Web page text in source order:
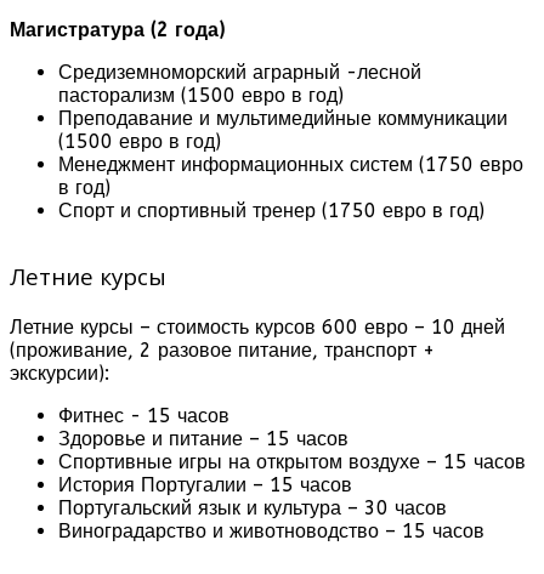
Магистратура (2 года)
Средиземноморский аграрный -лесной
пасторализм (1500 евро в год)
Преподавание и мультимедийные коммуникации
(1500 евро в год)
Менеджмент информационных систем (1750 евро
в год)
Спорт и спортивный тренер (1750 евро в год)
Летние курсы
Летние курсы – стоимость курсов 600 евро – 10 дней
(проживание, 2 разовое питание, транспорт +
экскурсии):
Фитнес - 15 часов
Здоровье и питание – 15 часов
Спортивные игры на открытом воздухе – 15 часов
История Португалии – 15 часов
Португальский язык и культура – 30 часов
Виноградарство и животноводство – 15 часов